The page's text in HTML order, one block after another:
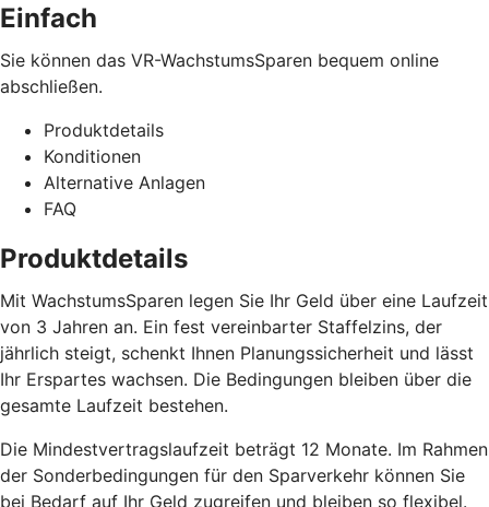
Einfach
Sie können das VR-WachstumsSparen bequem online
abschließen.
Produktdetails
Konditionen
Alternative Anlagen
FAQ
Produktdetails
Mit WachstumsSparen legen Sie Ihr Geld über eine Laufzeit
von 3 Jahren an. Ein fest vereinbarter Staffelzins, der
jährlich steigt, schenkt Ihnen Planungssicherheit und lässt
Ihr Erspartes wachsen. Die Bedingungen bleiben über die
gesamte Laufzeit bestehen.
Die Mindestvertragslaufzeit beträgt 12 Monate. Im Rahmen
der Sonderbedingungen für den Sparverkehr können Sie
bei Bedarf auf Ihr Geld zugreifen und bleiben so flexibel.